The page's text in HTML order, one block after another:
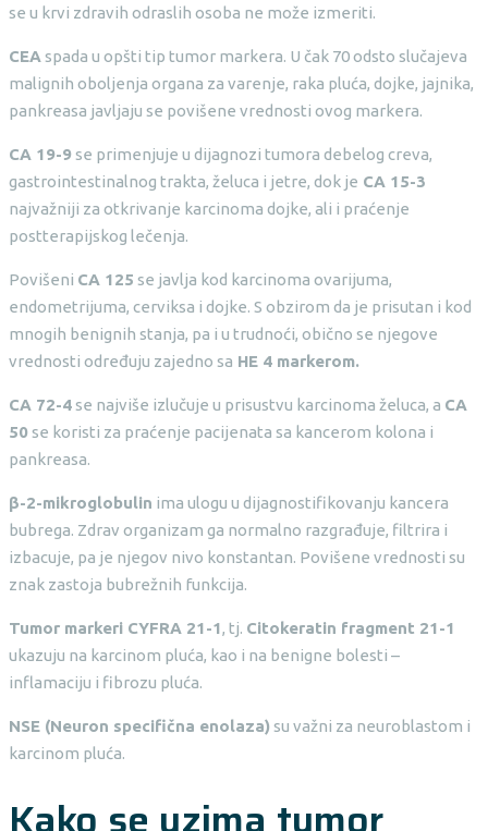
se u krvi zdravih odraslih osoba ne može izmeriti.
CEA spada u opšti tip tumor markera. U čak 70 odsto slučajeva
malignih oboljenja organa za varenje, raka pluća, dojke, jajnika,
pankreasa javljaju se povišene vrednosti ovog markera.
CA 19-9 se primenjuje u dijagnozi tumora debelog creva,
gastrointestinalnog trakta, želuca i jetre, dok je CA 15-3
najvažniji za otkrivanje karcinoma dojke, ali i praćenje
postterapijskog lečenja.
Povišeni CA 125 se javlja kod karcinoma ovarijuma,
endometrijuma, cerviksa i dojke. S obzirom da je prisutan i kod
mnogih benignih stanja, pa i u trudnoći, obično se njegove
vrednosti određuju zajedno sa HE 4 markerom.
CA 72-4 se najviše izlučuje u prisustvu karcinoma želuca, a CA
50 se koristi za praćenje pacijenata sa kancerom kolona i
pankreasa.
β-2-mikroglobulin ima ulogu u dijagnostifikovanju kancera
bubrega. Zdrav organizam ga normalno razgrađuje, filtrira i
izbacuje, pa je njegov nivo konstantan. Povišene vrednosti su
znak zastoja bubrežnih funkcija.
Tumor markeri CYFRA 21-1, tj. Citokeratin fragment 21-1
ukazuju na karcinom pluća, kao i na benigne bolesti –
inflamaciju i fibrozu pluća.
NSE (Neuron specifična enolaza) su važni za neuroblastom i
karcinom pluća.